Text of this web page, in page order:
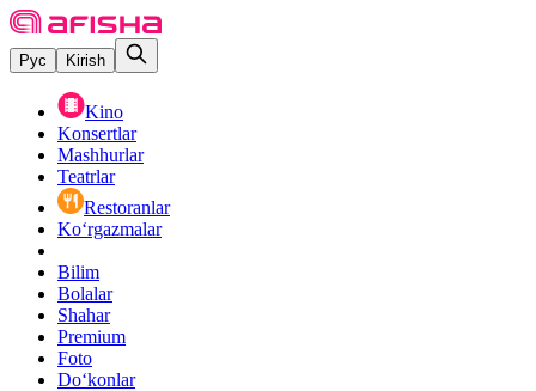
Рус Kirish
Kino
Konsertlar
Mashhurlar
Teatrlar
Restoranlar
Ko‘rgazmalar
Bilim
Bolalar
Shahar
Premium
Foto
Do‘konlar